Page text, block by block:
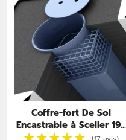
Coffre-fort De Sol
Encastrable à Sceller 19L
– Certifié A2P – Invisible